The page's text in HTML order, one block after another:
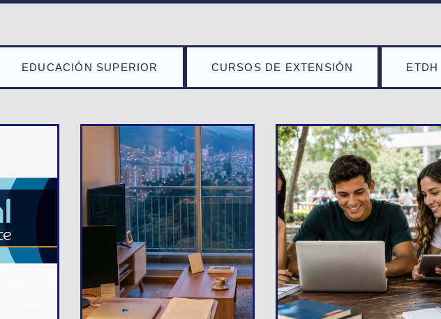
EDUCACIÓN SUPERIOR CURSOS DE EXTENSIÓN ETDH